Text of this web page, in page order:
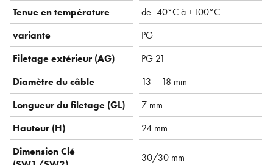
Tenue en température
de -40°C à +100°C
variante
PG
Filetage extérieur (AG)
PG 21
Diamètre du câble
13 – 18 mm
Longueur du filetage (GL)
7 mm
Hauteur (H)
24 mm
Dimension Clé
30/30 mm